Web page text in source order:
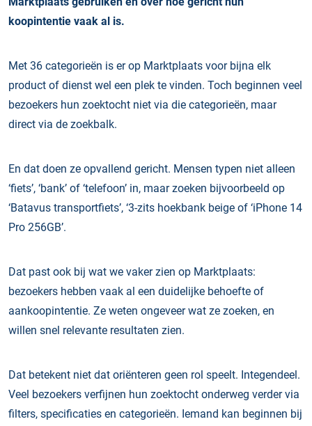
koopintentie vaak al is.
Met 36 categorieën is er op Marktplaats voor bijna elk
product of dienst wel een plek te vinden. Toch beginnen veel
bezoekers hun zoektocht niet via die categorieën, maar
direct via de zoekbalk.
En dat doen ze opvallend gericht. Mensen typen niet alleen
‘fiets’, ‘bank’ of ‘telefoon’ in, maar zoeken bijvoorbeeld op
‘Batavus transportfiets’, ‘3-zits hoekbank beige of ‘iPhone 14
Pro 256GB’.
Dat past ook bij wat we vaker zien op Marktplaats:
bezoekers hebben vaak al een duidelijke behoefte of
aankoopintentie. Ze weten ongeveer wat ze zoeken, en
willen snel relevante resultaten zien.
Dat betekent niet dat oriënteren geen rol speelt. Integendeel.
Veel bezoekers verfijnen hun zoektocht onderweg verder via
filters, specificaties en categorieën. Iemand kan beginnen bij